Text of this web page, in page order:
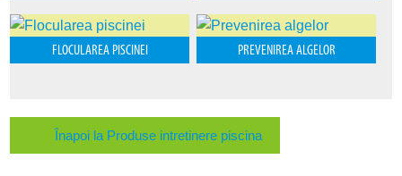
FLOCULAREA PISCINEI PREVENIREA ALGELOR
Înapoi la Produse intretinere piscina